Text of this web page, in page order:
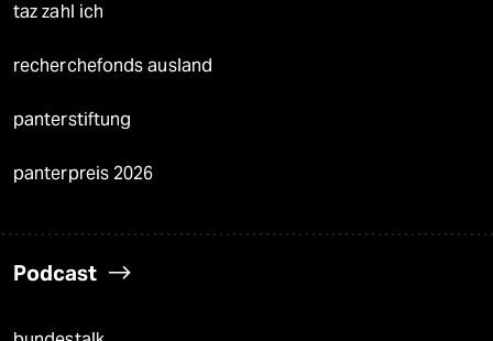
taz zahl ich
recherchefonds ausland
panterstiftung
panterpreis 2026
Podcast